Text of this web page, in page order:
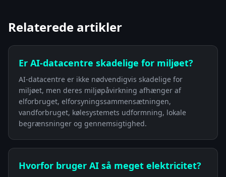
Relaterede artikler
Er AI-datacentre skadelige for miljøet?
AI-datacentre er ikke nødvendigvis skadelige for
miljøet, men deres miljøpåvirkning afhænger af
elforbruget, elforsyningssammensætningen,
vandforbruget, kølesystemets udformning, lokale
begrænsninger og gennemsigtighed.
Hvorfor bruger AI så meget elektricitet?